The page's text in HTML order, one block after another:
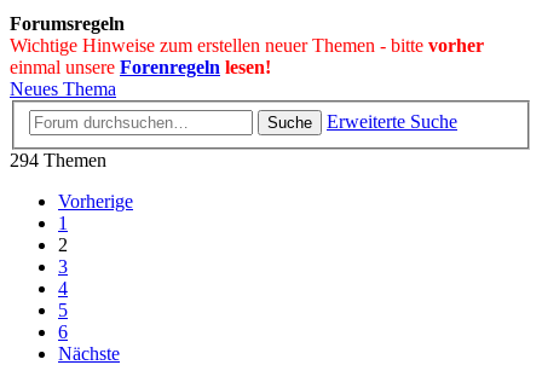
Forumsregeln
Wichtige Hinweise zum erstellen neuer Themen - bitte vorher
einmal unsere Forenregeln lesen!
Neues Thema
Suche
Erweiterte Suche
294 Themen
Vorherige
1
2
3
4
5
6
Nächste